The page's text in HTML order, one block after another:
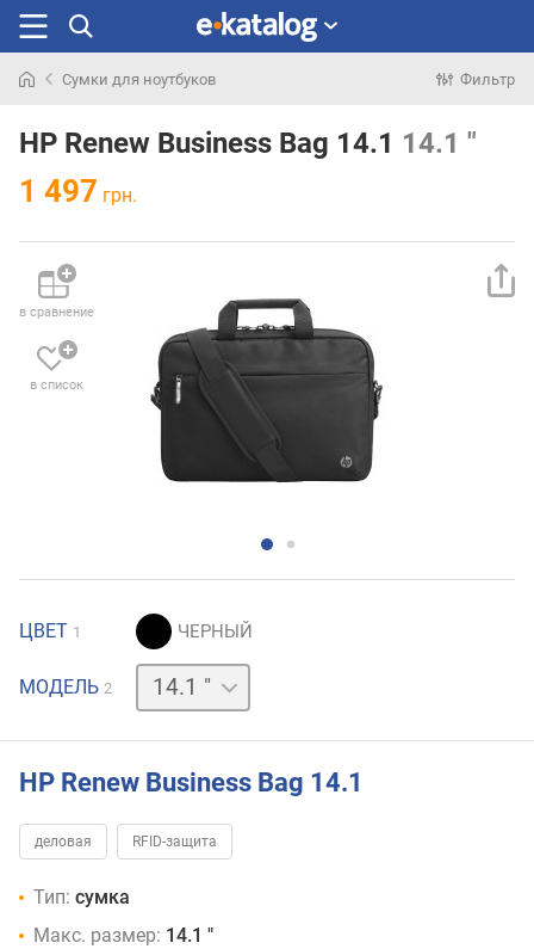
раньше
Сумки для ноутбуков Фильтр
HP Renew Business Bag 14.1 14.1 "
1 497 грн.
в сравнение
в список
ЦВЕТ 1
МОДЕЛЬ 2
15.6 "
HP Renew Business Bag 14.1
деловая RFID-защита
Тип: сумка
Макс. размер: 14.1 "